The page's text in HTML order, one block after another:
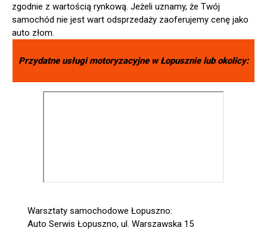
zgodnie z wartością rynkową. Jeżeli uznamy, że Twój
samochód nie jest wart odsprzedaży zaoferujemy cenę jako
auto złom.
Przydatne usługi motoryzacyjne wŁopusznielub okolicy:
Warsztaty samochodowe Łopuszno:
Auto Serwis Łopuszno, ul. Warszawska 15